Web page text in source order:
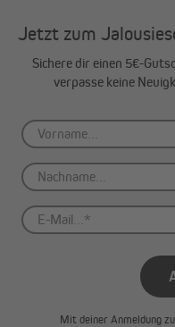
Jetzt zum
Sichere dir einen 5€-
verpasse keine
Mit deiner Anmeldung